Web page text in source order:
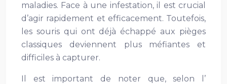
maladies. Face à une infestation, il est crucial
d’agir rapidement et efficacement. Toutefois,
les souris qui ont déjà échappé aux pièges
classiques deviennent plus méfiantes et
difficiles à capturer.
Il est important de noter que, selon l’